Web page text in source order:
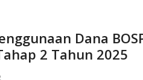
Dana
2 Tahun 2025